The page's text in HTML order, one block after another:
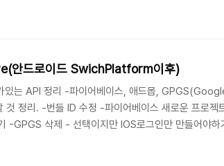
안드로이드 SwichPlatform이후)
는 API 정리 -파이어베이스, 애드몹,
것 정리. -번들 ID 수정 -파이어베이스 새로운 프로
-GPGS 삭제 - 선택이지만 IOS로그인만 만들어야